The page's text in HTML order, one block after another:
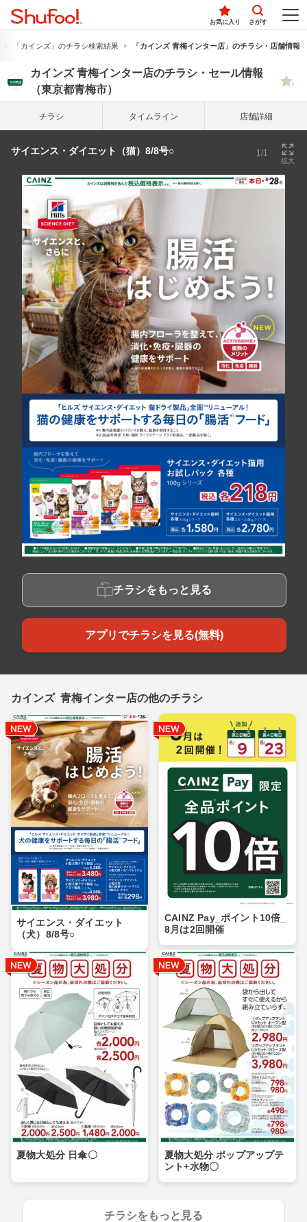
お気に入り さがす
「カインズ」のチラシ検索結果 「カインズ 青梅インター店」のチラシ・店舗情報
カインズ 青梅インター店のチラシ・セール情報
（東京都青梅市）
チラシ タイム ライン 店舗詳細
サイエンス・ダイエット（猫）8/8号○ 1/1
拡大
チラシをもっと見る
アプリでチラシを見る(無料)
カインズ 青梅インター店の他のチラシ
サイエンス・ダイエット
（犬）8/8号○
CAINZ Pay_ポイント10倍_
8月は2回開催
夏物大処分 日傘〇
夏物大処分 ポップアップテ
ント+水物〇
チラシをもっと見る